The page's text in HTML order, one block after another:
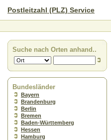
Postleitzahl (PLZ) Service
Suche nach Orten anhand..
Bundesländer
Bayern
Brandenburg
Berlin
Bremen
Baden-Württemberg
Hessen
Hamburg